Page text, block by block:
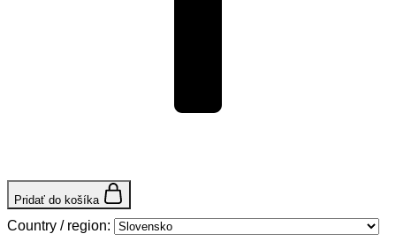
Pridať do košíka
Country / region: